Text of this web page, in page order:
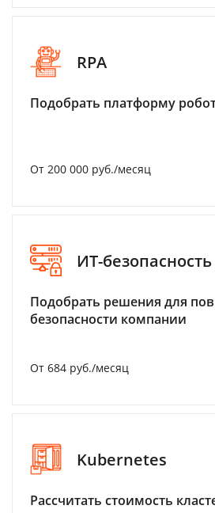
RPA
Подобрать платформу
От 200 000 руб./месяц
ИТ-безопасность
Подобрать решения для
безопасности компании
От 684 руб./месяц
Kubernetes
Рассчитать стоимость